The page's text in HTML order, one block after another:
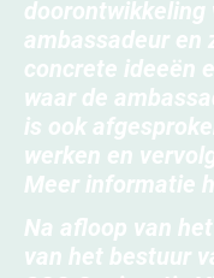
doorontwikkeling
ambassadeur en
concrete ideeën
waar de
is ook
werken en
Meer informatie
Na afloop van
van het bestuur